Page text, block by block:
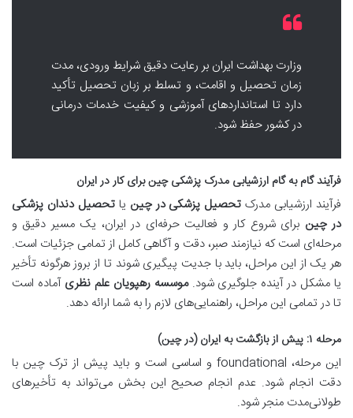
وزارت بهداشت ایران بر رعایت دقیق شرایط ورودی، مدت
زمان تحصیل و اقامت، و تسلط بر زبان تحصیل تأکید
دارد تا استانداردهای آموزشی و کیفیت خدمات درمانی
در کشور حفظ شود.
فرآیند گام به گام ارزشیابی مدرک پزشکی چین برای کار در ایران
فرآیند ارزشیابی مدرک تحصیل پزشکی در چین یا تحصیل دندان پزشکی
در چین برای شروع کار و فعالیت حرفه‌ای در ایران، یک مسیر دقیق و
مرحله‌ای است که نیازمند صبر، دقت و آگاهی کامل از تمامی جزئیات است.
هر یک از این مراحل، باید با جدیت پیگیری شوند تا از بروز هرگونه تأخیر
یا مشکل در آینده جلوگیری شود. موسسه رهپویان علم نظری آماده است
تا در تمامی این مراحل، راهنمایی‌های لازم را به شما ارائه دهد.
مرحله ۱: پیش از بازگشت به ایران (در چین)
این مرحله، foundational و اساسی است و باید پیش از ترک چین با
دقت انجام شود. عدم انجام صحیح این بخش می‌تواند به تأخیرهای
طولانی‌مدت منجر شود.